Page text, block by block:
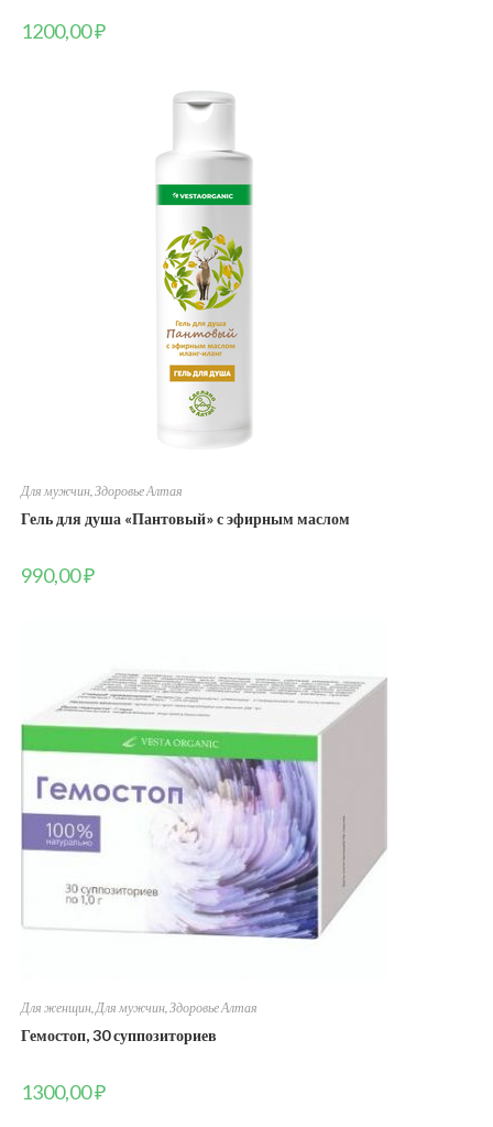
1200,00₽
Для мужчин, Здоровье Алтая
Гель для душа «Пантовый» с эфирным маслом
990,00₽
Для женщин,Для мужчин,Здоровье Алтая
Гемостоп, 30 суппозиториев
1300,00₽